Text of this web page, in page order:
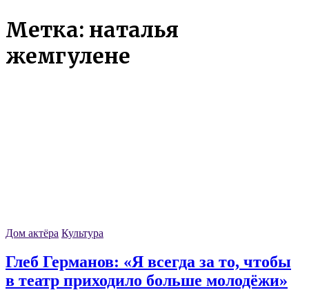
Метка: наталья
жемгулене
Дом актёра Культура
Глеб Германов: «Я всегда за то, чтобы
в театр приходило больше молодёжи»